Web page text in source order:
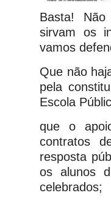
Basta!
sirvam os
vamos
Que não
pela
Escola
que o
contratos
resposta
os alunos
celebrados;